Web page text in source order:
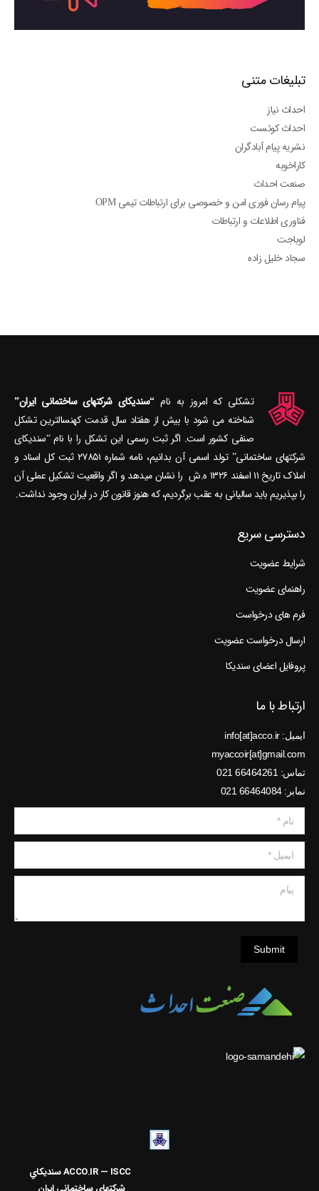
تبلیغات متنی
احداث نیاز
احداث کوئست
نشریه پیام آبادگران
کاراخوبه
صنعت احداث
پیام رسان فوری امن و خصوصی برای ارتباطات تیمی OPM
فناوری اطلاعات و ارتباطات
لوباجت
سجاد خلیل زاده
تشکلی که امروز به نام“سندیکای شرکتهای ساختمانی ایران”
شناخته می‎ شود با بیش از هفتاد سال قدمت کهنسال‎ترین تشکل
صنفی کشور است. اگر ثبت رسمی این تشکل را با نام “سندیکای
شرکتهای ساختمانی” تولد اسمی آن بدانیم، نامه شماره ۲۷۸۵۱ ثبت کل اسناد و
املاک تاریخ ۱۱ اسفند ۱۳۲۶ ه.ش را نشان می‎دهد و اگر واقعیت تشکیل عملی آن
را بپذیریم باید سالیانی به عقب برگردیم، که هنوز قانون کار در ایران وجود نداشت.
دسترسی سریع
شرایط عضویت
راهنمای عضویت
فرم های درخواست
ارسال درخواست عضویت
پروفایل اعضای سندیکا
ارتباط با ما
ایمیل: info[at]acco.ir
myaccoir[at]gmail.com
تماس: 66464261 021
نمابر: 66464084 021
نام *
ایمیل *
Submit
ACCO.IR — ISCC
سنديکاي